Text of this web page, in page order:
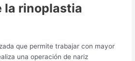
la rinoplastia
que permite trabajar con mayor
una operación de nariz